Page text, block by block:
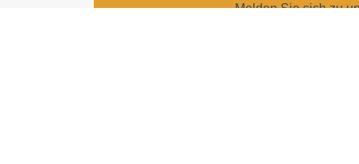
Melden Sie sich zu